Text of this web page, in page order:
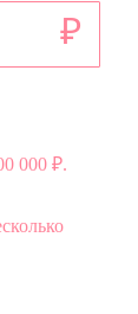
₽
000 ₽.